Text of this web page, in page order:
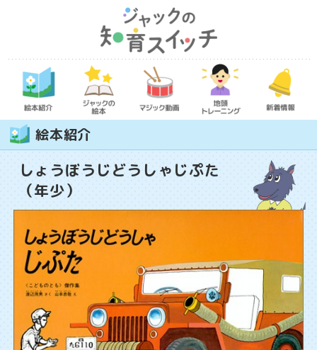
絵本紹介
しょうぼうじどうしゃじぷた
（年少）